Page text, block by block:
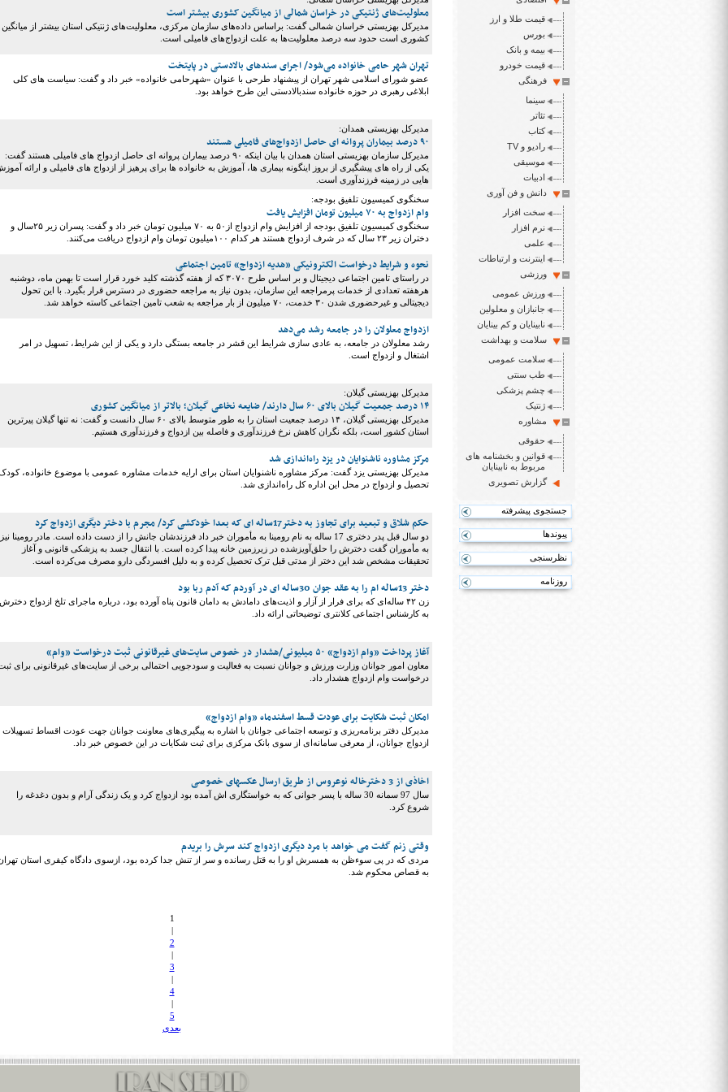
قیمت طلا و ارز
بورس
بیمه و بانک
قیمت خودرو
فرهنگی
سینما
تئاتر
کتاب
رادیو و TV
موسیقی
ادبیات
دانش و فن آوری
سخت افزار
نرم افزار
علمی
اینترنت و ارتباطات
ورزشی
ورزش عمومی
جانبازان و معلولین
نابینایان و کم بینایان
سلامت و بهداشت
سلامت عمومی
طب سنتی
چشم پزشکی
ژنتیک
مشاوره
حقوقی
قوانین و بخشنامه های
مربوط به نابینایان
گزارش تصویری
جستجوی پیشرفته
پیوندها
نظرسنجی
روزنامه
معلولیت‌های ژنتیکی در خراسان شمالی از میانگین کشوری بیشتر است
مدیرکل بهزیستی خراسان شمالی گفت: براساس داده‌های سازمان مرکزی، معلولیت‌های ژنتیکی استان بیشتر از میانگین
کشوری است حدود سه درصد معلولیت‌ها به علت ازدواج‌های فامیلی است.
تهران شهر حامی خانواده می‌شود/ اجرای سندهای بالادستی در پایتخت
عضو شورای اسلامی شهر تهران از پیشنهاد طرحی با عنوان «شهرحامی خانواده» خبر داد و گفت: سیاست های کلی
ابلاغی رهبری در حوزه خانواده سندبالادستی این طرح خواهد بود.
مدیرکل بهزیستی همدان:
۹۰ درصد بیماران پروانه ای حاصل ازدواج‌های فامیلی هستند
مدیرکل سازمان بهزیستی استان همدان با بیان اینکه ۹۰ درصد بیماران پروانه ای حاصل ازدواج های فامیلی هستند گفت:
یکی از راه های پیشگیری از بروز اینگونه بیماری ها،‌ آموزش به خانواده ها برای پرهیز از ازدواج های فامیلی و ارائه
هایی در زمینه فرزندآوری است.
سخنگوی کمیسیون تلفیق بودجه:
وام ازدواج به ۷۰ میلیون تومان افزایش یافت
سخنگوی کمیسیون تلفیق بودجه از افزایش وام ازدواج از۵۰ به ۷۰ میلیون تومان خبر داد و گفت: پسران زیر ۲۵سال و
دختران زیر ۲۳ سال که در شرف ازدواج هستند هر کدام ۱۰۰میلیون تومان وام ازدواج دریافت می‌کنند.
نحوه و شرایط درخواست الکترونیکی «هدیه ازدواج» تامین اجتماعی
در راستای تامین اجتماعی دیجیتال و بر اساس طرح ۳۰۷۰ که از هفته گذشته کلید خورد قرار است تا بهمن ماه، دوشنبه
هرهفته تعدادی از خدمات پرمراجعه این سازمان، بدون نیاز به مراجعه حضوری در دسترس قرار بگیرد. با این تحول
دیجیتالی و غیرحضوری شدن ۳۰ خدمت، ۷۰ میلیون از بار مراجعه به شعب تامین اجتماعی کاسته خواهد شد.
ازدواج معلولان را در جامعه رشد می‌دهد
رشد معلولان در جامعه، به عادی سازی شرایط این قشر در جامعه بستگی دارد و یکی از این شرایط، تسهیل در امر
اشتغال و ازدواج است.
مدیرکل بهزیستی گیلان:
۱۴ درصد جمعیت گیلان بالای ۶۰ سال دارند/ ضایعه نخاعی گیلان؛ بالاتر از میانگین کشوری
مدیرکل بهزیستی گیلان، ۱۴ درصد جمعیت استان را به طور متوسط بالای ۶۰ سال دانست و گفت: نه تنها گیلان پیرترین
استان کشور است، بلکه نگران کاهش نرخ فرزندآوری و فاصله بین ازدواج و فرزندآوری هستیم.
مرکز مشاوره ناشنوایان در یزد راه‌اندازی شد
مدیرکل بهزیستی یزد گفت: مرکز مشاوره ناشنوایان استان برای ارایه خدمات مشاوره عمومی با موضوع خانواده،
تحصیل و ازدواج در محل این اداره کل راه‌اندازی شد.
حکم شلاق و تبعید برای تجاوز به دختر17ساله ای که بعدا خودکشی کرد/ مجرم با دختر دیگری ازدواج کرد
دو سال قبل پدر دختری 17 ساله به نام رومینا به مأموران خبر داد فرزندشان جانش را از دست داده است. مادر رومینا نیز
به مأموران گفت دخترش را حلق‌آویزشده در زیرزمین خانه پیدا کرده است. با انتقال جسد به پزشکی قانونی و آغاز
تحقیقات مشخص شد این دختر از مدتی قبل ترک تحصیل کرده و به دلیل افسردگی دارو مصرف می‌کرده است.
دختر 13ساله ام را به عقد جوان 30ساله ای در آوردم که آدم ربا بود
زن ۴۲ ساله‌ای که برای فرار از آزار و اذیت‌های دامادش به دامان قانون پناه آورده بود، درباره ماجرای تلخ ازدواج دخترش
به کارشناس اجتماعی کلانتری توضیحاتی ارائه داد.
آغاز پرداخت «وام ازدواج» ۵۰ میلیونی/هشدار در خصوص سایت‌های غیرقانونی ثبت درخواست «وام»
معاون امور جوانان وزارت ورزش و جوانان نسبت به فعالیت و سودجویی احتمالی برخی از سایت‌های غیرقانونی برای
درخواست وام ازدواج هشدار داد.
امکان ثبت شکایت برای عودت قسط اسفندماه «وام ازدواج»
مدیرکل دفتر برنامه‌ریزی و توسعه اجتماعی جوانان با اشاره به پیگیری‌های معاونت جوانان جهت عودت اقساط تسهیلات
ازدواج جوانان، از معرفی سامانه‌ای از سوی بانک مرکزی برای ثبت شکایات در این خصوص خبر داد.
اخاذی از 3 دخترخاله نوعروس از طریق ارسال عکسهای خصوصی
سال 97 سمانه 30 ساله با پسر جوانی که به خواستگاری اش آمده بود ازدواج کرد و یک زندگی آرام و بدون دغدغه را
شروع کرد.
وقتی زنم گفت می خواهد با مرد دیگری ازدواج کند سرش را بریدم
مردی که در‌ پی سوءظن به همسرش او را به قتل رسانده و سر از تنش جدا کرده‌ بود، از‌سوی دادگاه کیفری استان
به قصاص محکوم شد.
1
|
2
|
3
|
4
|
5
بعدی